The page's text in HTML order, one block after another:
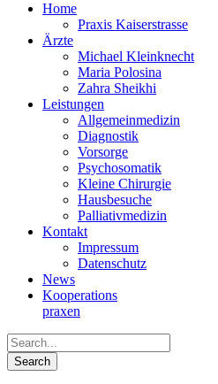
Home
Praxis Kaiserstrasse
Ärzte
Michael Kleinknecht
Maria Polosina
Zahra Sheikhi
Leistungen
Allgemeinmedizin
Diagnostik
Vorsorge
Psychosomatik
Kleine Chirurgie
Hausbesuche
Palliativmedizin
Kontakt
Impressum
Datenschutz
News
Kooperations­
praxen